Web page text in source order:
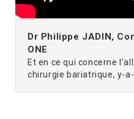
Dr Philippe JADIN,
ONE
Et en ce qui concerne
chirurgie bariatrique, y-